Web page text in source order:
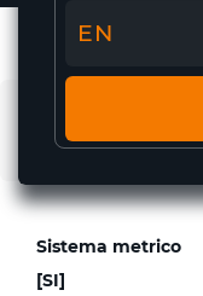
EN
Dati tecnici
Sistema metrico
[SI]